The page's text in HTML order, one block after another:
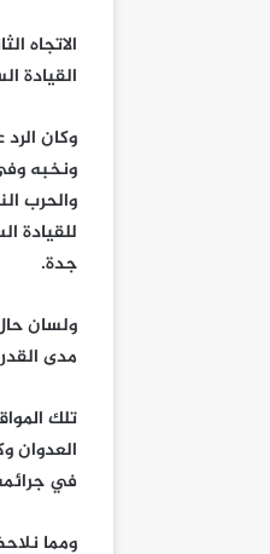
الاتجاه
القيادة
وكان
ونخبه
والحرب
للقيادة
جدة.
ولسان
مدى
تلك
العدوان
في
ومما